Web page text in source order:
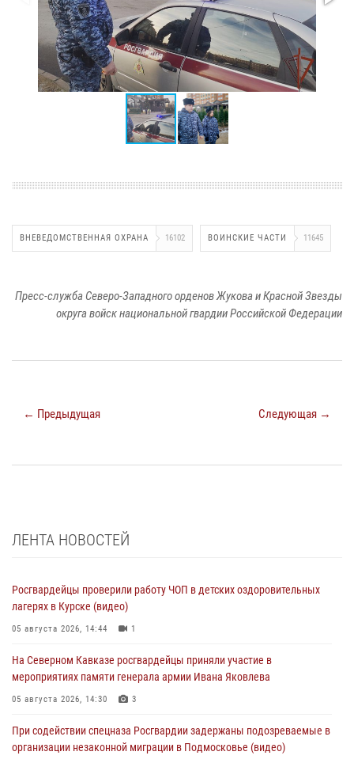
ВНЕВЕДОМСТВЕННАЯ ОХРАНА 16102 ВОИНСКИЕ ЧАСТИ 11645
Пресс-служба Северо-Западного орденов Жукова и Красной Звезды
округа войск национальной гвардии Российской Федерации
← Предыдущая Следующая →
ЛЕНТА НОВОСТЕЙ
Росгвардейцы проверили работу ЧОП в детских оздоровительных
лагерях в Курске (видео)
05 августа 2026, 14:44 1
На Северном Кавказе росгвардейцы приняли участие в
мероприятиях памяти генерала армии Ивана Яковлева
05 августа 2026, 14:30 3
При содействии спецназа Росгвардии задержаны подозреваемые в
организации незаконной миграции в Подмосковье (видео)